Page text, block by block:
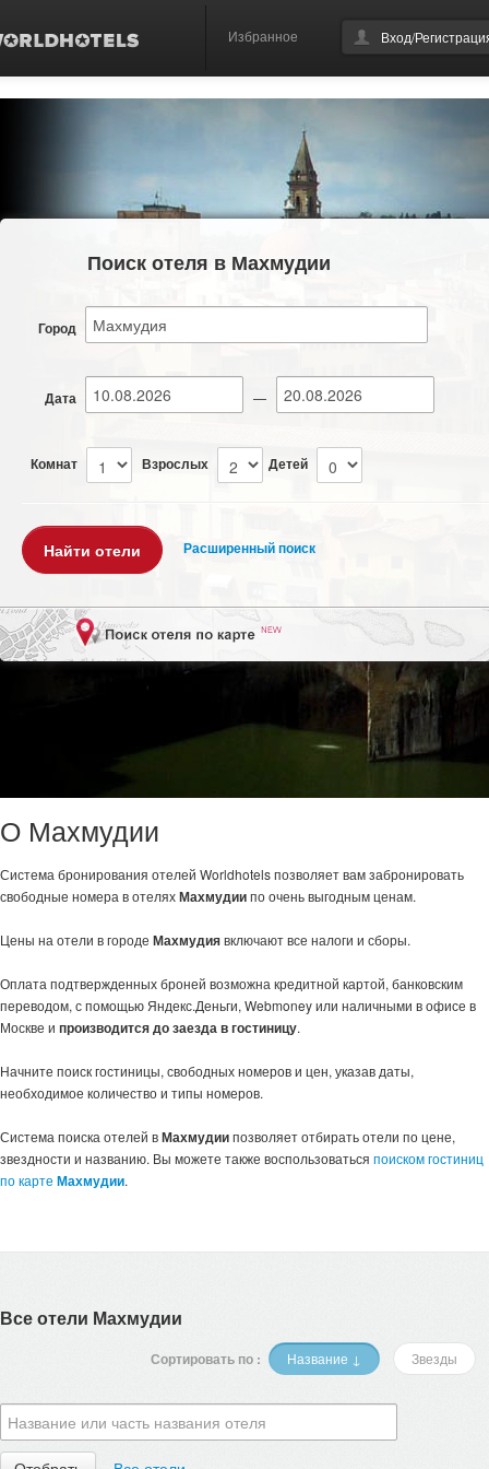
Избранное Вход/
Поиск отеля в Махмудии
Город
Дата —
Комнат Взрослых Детей
Расширенный поиск
О Махмудии
Система бронирования отелей Worldhotels позволяет вам забронировать
свободные номера в отеляхМахмудиипо очень выгодным ценам.
Цены на отели в городе Махмудиявключают все налоги и сборы.
Оплата подтвержденных броней возможна кредитной картой, банковским
переводом, с помощью Яндекс.Деньги, Webmoney или наличными в офисе в
Москве и производится до заезда в гостиницу.
Начните поиск гостиницы, свободных номеров и цен, указав даты,
необходимое количество и типы номеров.
Система поиска отелей вМахмудиипозволяет отбирать отели по цене,
звездности и названию. Вы можете также воспользоваться поиском гостиниц
по карте Махмудии.
Все отели Махмудии
Сортировать по : Название ↓ Звезды